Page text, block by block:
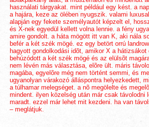
használati tárgyakat. mint például egy kést. a
a hajára, keze az ölében nyugszik. valami
alapján egy fekete személyautót képzelt el,
és X-nek egyedül kellett volna lennie. a fény
amire gondolt. a háta mögött itt van K, aki nála
befér a két szék mögé. ez egy betört orrú
hagyott gondolkodási idõt, amikor X a hátizsákot
behúzódott a két szék mögé és az elülsõt
nem lévén más választása, elõre ült. máris
magába, egyelõre még nem történt semmi, és
ugyanolyan várakozó álláspontra helyezkedett,
a túlhamar melegséget. a nõ megölelte és
mindent. ilyen közelség után már csak távolodni
maradt. ezzel már lehet mit kezdeni. ha van
– meglátjuk.